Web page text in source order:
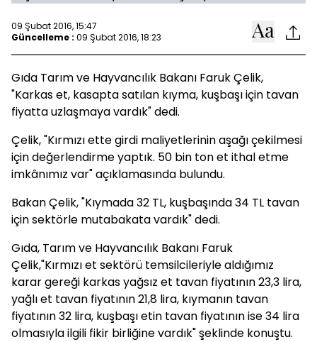
09 Şubat 2016, 15:47
Güncelleme : 09 Şubat 2016, 18:23
Gıda Tarım ve Hayvancılık Bakanı Faruk Çelik,
"Karkas et, kasapta satılan kıyma, kuşbaşı için tavan
fiyatta uzlaşmaya vardık" dedi.
Çelik, "Kırmızı ette girdi maliyetlerinin aşağı çekilmesi
için değerlendirme yaptık. 50 bin ton et ithal etme
imkânımız var" açıklamasında bulundu.
Bakan Çelik, "Kıymada 32 TL, kuşbaşında 34 TL tavan
için sektörle mutabakata vardık" dedi.
Gıda, Tarım ve Hayvancılık Bakanı Faruk
Çelik,"Kırmızı et sektörü temsilcileriyle aldığımız
karar gereği karkas yağsız et tavan fiyatının 23,3 lira,
yağlı et tavan fiyatının 21,8 lira, kıymanın tavan
fiyatının 32 lira, kuşbaşı etin tavan fiyatının ise 34 lira
olmasıyla ilgili fikir birliğine vardık" şeklinde konuştu.